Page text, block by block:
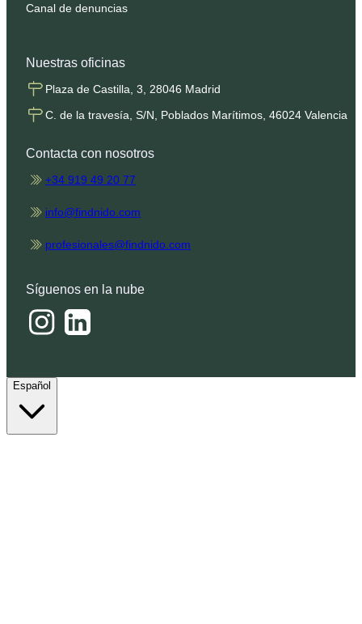
Canal de denuncias
Nuestras oficinas
Plaza de Castilla, 3, 28046 Madrid
C. de la travesía, S/N, Poblados Marítimos, 46024 Valencia
Contacta con nosotros
+34 919 49 20 77
info@findnido.com
profesionales@findnido.com
Síguenos en la nube
Español